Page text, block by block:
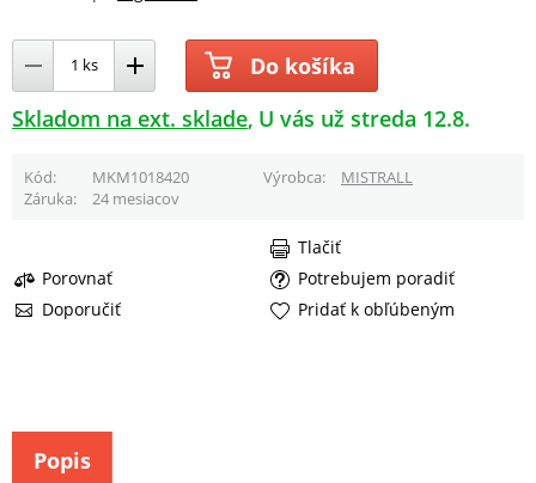
Do košíka
Skladom na ext. sklade U vás už streda 12.8.
Kód MKM1018420 Výrobca
MISTRALL
Záruka
24 mesiacov
Porovnať
Potrebujem poradiť
Doporučiť
Tlačiť
Pridať k obľúbeným
Popis